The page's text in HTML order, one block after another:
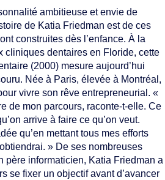
ambitieuse et envie de
de Katia Friedman est de ces
construites dès l’enfance. À la
cliniques dentaires en Floride, cette
(2000) mesure aujourd’hui
Née à Paris, élevée à Montréal,
vivre son rêve entrepreneurial. «
de mon parcours, raconte-t-elle. Ce
arrive à faire ce qu’on veut.
qu’en mettant tous mes efforts
» De ses nombreuses
père informaticien, Katia Friedman a
se fixer un objectif avant d’avancer